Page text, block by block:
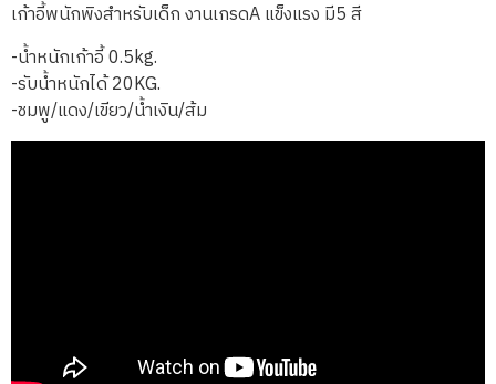
เก้าอี้พนักพิงสำหรับเด็ก งานเกรดA แข็งแรง มี5 สี
-น้ำหนักเก้าอี้ 0.5kg.
-รับน้ำหนักได้ 20KG.
-ชมพู/แดง/เขียว/น้ำเงิน/ส้ม